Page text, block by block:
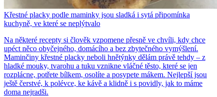
Křestné placky podle maminky jsou sladká i sytá připomínka
kuchyně, ve které se neplýtvalo
Na některé recepty si člověk vzpomene přesně ve chvíli, kdy chce
upéct něco obyčejného, domácího a bez zbytečného vymýšlení.
Maminčiny křestné placky neboli hnětýnky dělám právě tehdy – z
hladké mouky, tvarohu a tuku vznikne vláčné těsto, které se jen
rozplácne, potřete bílkem, osolíte a posypete mákem. Nejlepší jsou
ještě čerstvé, k polévce, ke kávě a klidně i s povidly, jak to máme
doma nejradši.